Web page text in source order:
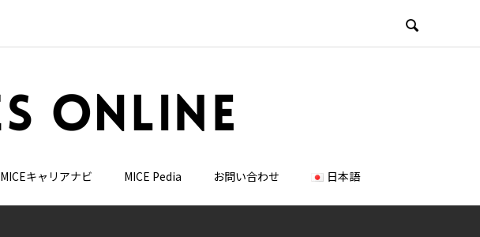

MICEキャリアナビ MICE Pedia お問い合わせ 日本語